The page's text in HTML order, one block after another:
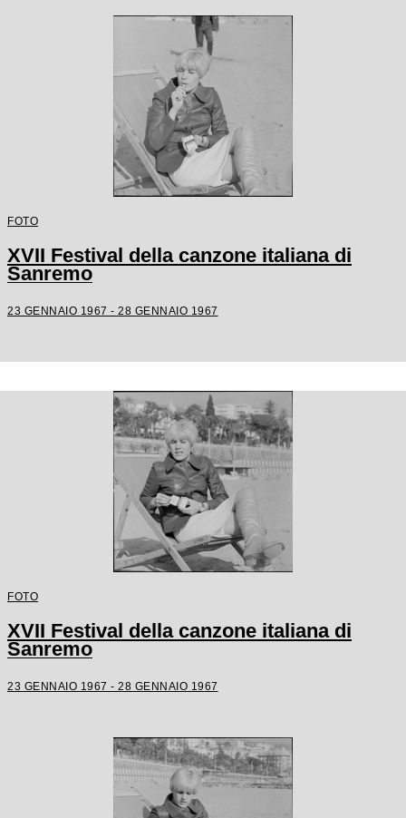
FOTO
XVII Festival della canzone italiana di
Sanremo
23 GENNAIO 1967 - 28 GENNAIO 1967
FOTO
XVII Festival della canzone italiana di
Sanremo
23 GENNAIO 1967 - 28 GENNAIO 1967